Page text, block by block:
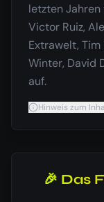
letzten
Victor Ruiz,
Extrawelt, Tim
Winter, David
auf.
Hinweis zum
🎉 Das